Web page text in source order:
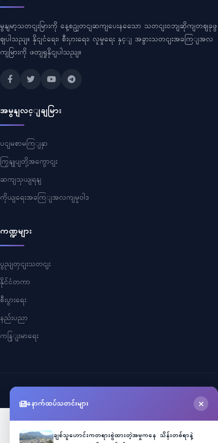
မွနျမာ့သတငျးမြားကို နေ့စဥျတငျဆကျပေးနသေော သတငျးဝဘျဆိုကျတဈခုဖွ
ဈပါသညျ။ နိုငျငံရေး၊ စီးပှားရေး၊ လူမှုရေး နှင့ျ အခွားသတငျးအခကြျအလ
ကျမြားကို ဖတျရှုနိုငျပါသညျ။
အမွနျလင့ျချမြား
ပငျမစာမကြျနှာ
ကြှနျုပျတို့အကွောငျး
ဆကျသှယျရနျ
ကိုယျရေးအခကြျအလကျမူဝါဒ
ကဏ္ဍများ
ပွညျတှငျးသတငျး
နိုင်ငံတကာ
စီးပွားရေး
နည်းပညာ
ကနြျးမာရေး
နောက်ထပ်သတင်းများ
ချစ်သူဟောင်းကတရားစွဲထားတဲ့အမှုကနေ သိန်းတစ်ရာနဲ့